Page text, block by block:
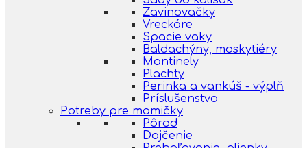
Zavinovačky
Vreckáre
Spacie vaky
Baldachýny, moskytiéry
Mantinely
Plachty
Perinka a vankúš - výplň
Príslušenstvo
Potreby pre mamičky
Pôrod
Dojčenie